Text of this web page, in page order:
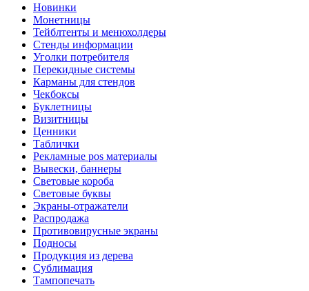
Новинки
Монетницы
Тейблтенты и менюхолдеры
Стенды информации
Уголки потребителя
Перекидные системы
Карманы для стендов
Чекбоксы
Буклетницы
Визитницы
Ценники
Таблички
Рекламные pos материалы
Вывески, баннеры
Световые короба
Световые буквы
Экраны-отражатели
Распродажа
Противовирусные экраны
Подносы
Продукция из дерева
Сублимация
Тампопечать